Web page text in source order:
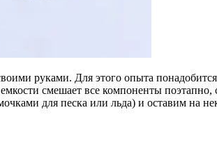
руками. Для этого опыта
смешает все компоненты
для песка или льда) и оставим на